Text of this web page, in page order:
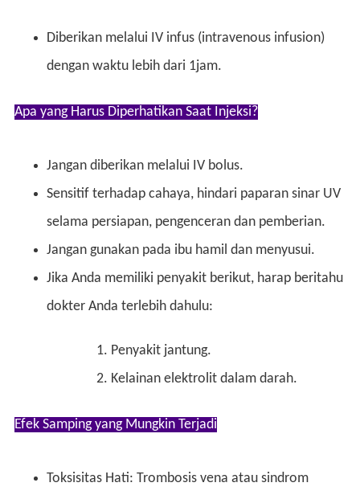
Diberikan melalui IV infus (intravenous infusion)
dengan waktu lebih dari 1jam.
Apa yang Harus Diperhatikan Saat Injeksi?
Jangan diberikan melalui IV bolus.
Sensitif terhadap cahaya, hindari paparan sinar UV
selama persiapan, pengenceran dan pemberian.
Jangan gunakan pada ibu hamil dan menyusui.
Jika Anda memiliki penyakit berikut, harap beritahu
dokter Anda terlebih dahulu:
Penyakit jantung.
Kelainan elektrolit dalam darah.
Efek Samping yang Mungkin Terjadi
Toksisitas Hati: Trombosis vena atau sindrom